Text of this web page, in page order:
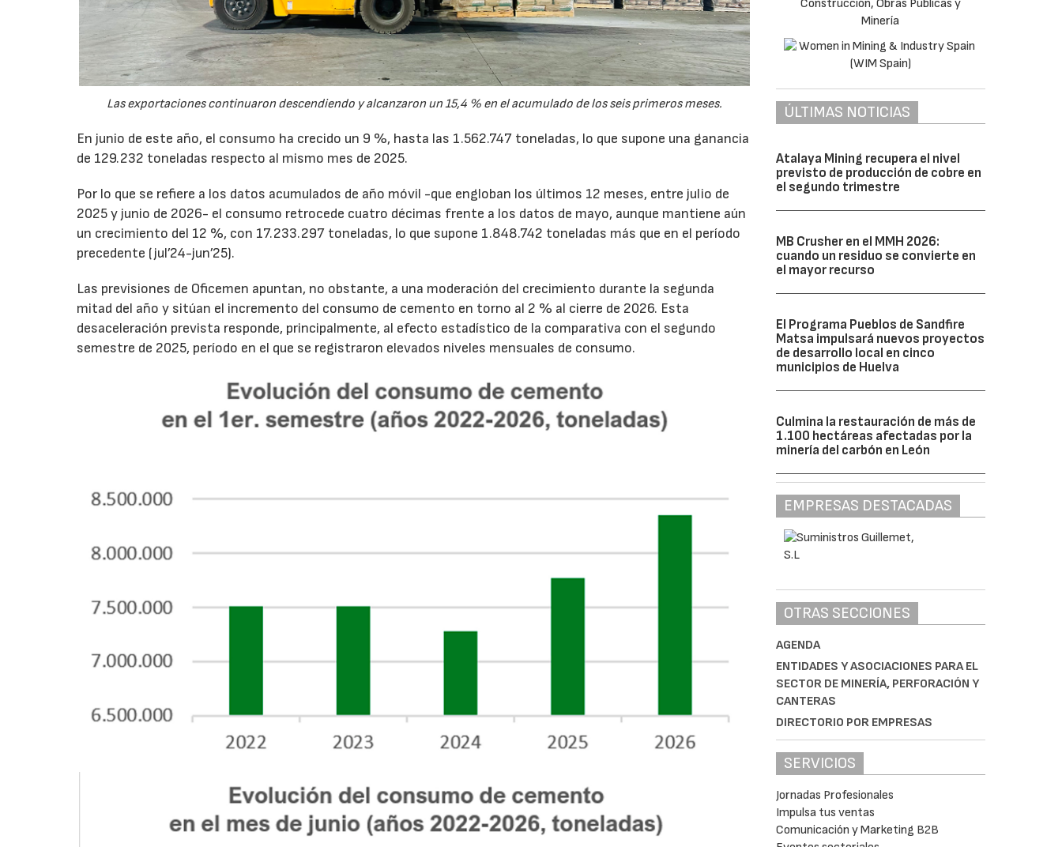
Las exportaciones continuaron descendiendo y alcanzaron un 15,4 % en el acumulado de los seis primeros meses.
En junio de este año, el consumo ha crecido un 9 %, hasta las 1.562.747 toneladas, lo que supone una ganancia
de 129.232 toneladas respecto al mismo mes de 2025.
Por lo que se refiere a los datos acumulados de año móvil -que engloban los últimos 12 meses, entre julio de
2025 y junio de 2026- el consumo retrocede cuatro décimas frente a los datos de mayo, aunque mantiene aún
un crecimiento del 12 %, con 17.233.297 toneladas, lo que supone 1.848.742 toneladas más que en el período
precedente (jul’24-jun’25).
Las previsiones de Oficemen apuntan, no obstante, a una moderación del crecimiento durante la segunda
mitad del año y sitúan el incremento del consumo de cemento en torno al 2 % al cierre de 2026. Esta
desaceleración prevista responde, principalmente, al efecto estadístico de la comparativa con el segundo
semestre de 2025, período en el que se registraron elevados niveles mensuales de consumo.
ÚLTIMAS NOTICIAS
Atalaya Mining recupera el nivel
previsto de producción de cobre en
el segundo trimestre
MB Crusher en el MMH 2026:
cuando un residuo se convierte en
el mayor recurso
El Programa Pueblos de Sandfire
Matsa impulsará nuevos proyectos
de desarrollo local en cinco
municipios de Huelva
Culmina la restauración de más de
1.100 hectáreas afectadas por la
minería del carbón en León
EMPRESAS DESTACADAS
OTRAS SECCIONES
AGENDA
ENTIDADES Y ASOCIACIONES PARA EL
SECTOR DE MINERÍA, PERFORACIÓN Y
CANTERAS
DIRECTORIO POR EMPRESAS
SERVICIOS
Jornadas Profesionales
Impulsa tus ventas
Comunicación y Marketing B2B